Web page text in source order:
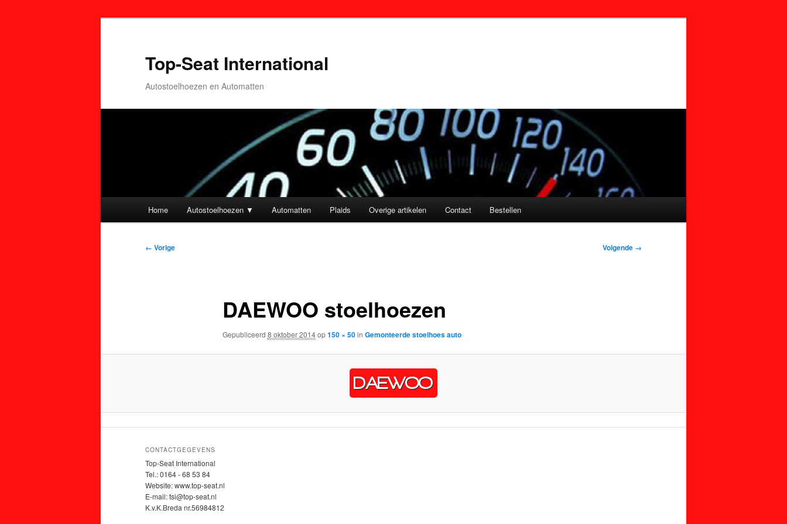
Top-Seat International
Autostoelhoezen en Automatten
Spring
Spring
Home Autostoelhoezen ▼ Automatten Plaids Overige artikelen Contact Bestellen
Afbeeldingsnavigatie
← Vorige Volgende →
DAEWOO stoelhoezen
Gepubliceerd 8 oktober 2014op150 × 50in Gemonteerde stoelhoes auto
CONTACTGEGEVENS
Top-Seat International
Tel.: 0164 - 68 53 84
Website: www.top-seat.nl
E-mail: tsi@top-seat.nl
K.v.K.Breda nr.56984812